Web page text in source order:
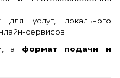
услуг, локального
сервисов.
а формат подачи и